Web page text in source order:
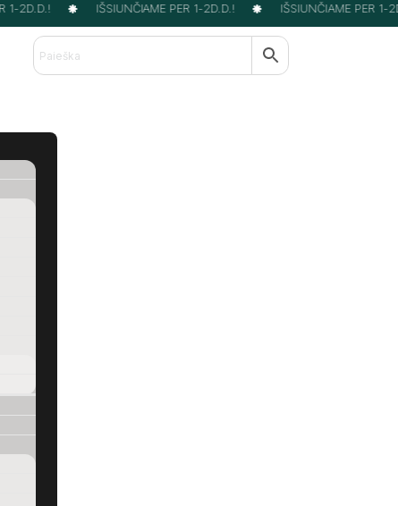
1-2D.D.! IŠSIUNČIAME PER 1-2D.D.! IŠSIUNČIAME PER 1-